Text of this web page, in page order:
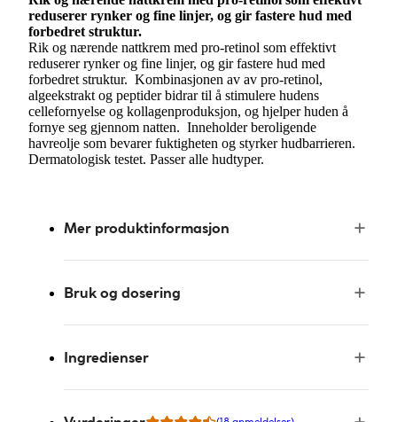
reduserer rynker og fine linjer, og gir fastere hud med
forbedret struktur.
Rik og nærende nattkrem med pro-retinol som effektivt
reduserer rynker og fine linjer, og gir fastere hud med
forbedret struktur. Kombinasjonen av av pro-retinol,
algeekstrakt og peptider bidrar til å stimulere hudens
cellefornyelse og kollagenproduksjon, og hjelper huden å
fornye seg gjennom natten. Inneholder beroligende
havreolje som bevarer fuktigheten og styrker hudbarrieren.
Dermatologisk testet. Passer alle hudtyper.
Mer produktinformasjon
Bruk og dosering
Ingredienser